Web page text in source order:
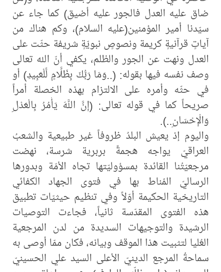
ضاق عليه العدل فالجور عليه أضيق) كما جاء عن
سيّدنا أمير المؤمنين(عليه السلام)، وكم هناك من
آياتٍ قرآنيةٍ كريمة ونصوصٍ نبويّةٍ شريفة حثّت على
العدل ونهت عن الجور والظلم، يكفي أنّ الله تعالى
وصف نفسه فيها بقوله: (..وَمَا رَبُّكَ بِظَلَّامٍ لِّلْعَبِيدِ) أو
في حثّه وأمره على الالتزام بهذه الخصلة أمراً
صريحاً كما في قوله تعالى: (إِنَّ اللَّهَ يَأْمُرُ بِالْعَدْلِ
وَالْإِحْسَانِ..).
واليوم إذ يعيش البلدُ ظروفاً غير طبيعية والشعبُ
العراقيّ يواجه هجمةً بربرية شرسة، نهضت
مرجعيّتُنا القائدة بمسؤوليّتها تجاه الأمّة وبدورها
الرساليّ المُناط بها في فتوى الجهاد الكفائي
التاريخية الحكيمة أوّلاً وفي تنظيم حيثيّات تطبيق
هذه الفتوى المقدّسة ثانياً، فجاءت التوصيات
الرشيدة والتوجيهات السديدة من لدن المرجعية
العُليا لتثبيت هذا الموقف وبيانه، فكان ممّا أوصى به
سماحةُ المرجع الدينيّ الأعلى السيد علي الحسينيّ